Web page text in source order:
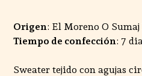
Origen: El Moreno O Sumaj
Tiempo de confección: 7
Sweater tejido con agujas